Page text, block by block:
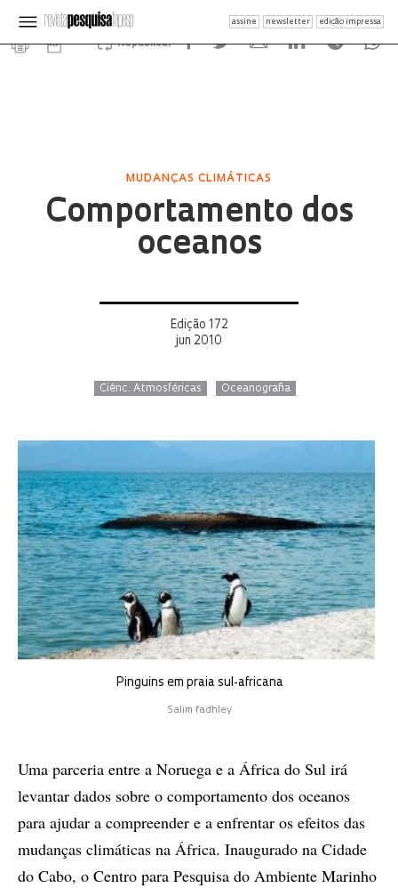
assine newsletter edição impressa
Republicar
MUDANÇAS CLIMÁTICAS
Comportamento dos
oceanos
Edição 172
jun 2010
Ciênc. Atmosféricas Oceanografia
Pinguins em praia sul-africana
Salim fadhley
Uma parceria entre a Noruega e a África do Sul irá
levantar dados sobre o comportamento dos oceanos
para ajudar a compreender e a enfrentar os efeitos das
mudanças climáticas na África. Inaugurado na Cidade
do Cabo, o Centro para Pesquisa do Ambiente Marinho